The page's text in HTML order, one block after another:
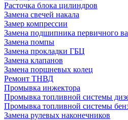
Расточка блока цилиндров
Замена свечей накала
Замер компрессии
Замена подшипника первичного
Замена помпы
Замена прокладки ГБЦ
Замена клапанов
Замена поршневых колец
Ремонт ТНВД
Промывка инжектора
Промывка топливной системы
Промывка топливной системы
Замена рулевых наконечников